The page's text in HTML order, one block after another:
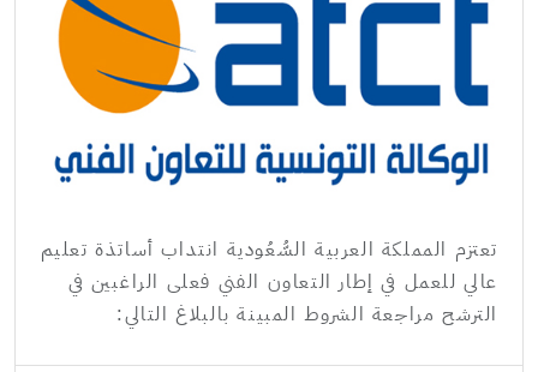
تعتزم المملكة العربية السُّعُودية انتداب أساتذة تعليم
عالي للعمل في إطار التعاون الفني فعلى الراغبين في
الترشح مراجعة الشروط المبينة بالبلاغ التالي: